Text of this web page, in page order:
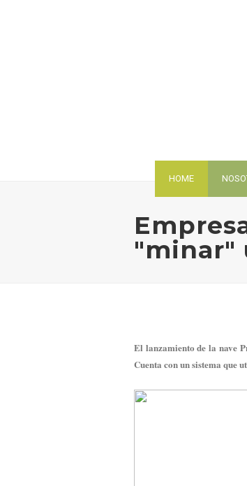
HOME
"minar"
El lanzamiento de la nave
Cuenta con un sistema que